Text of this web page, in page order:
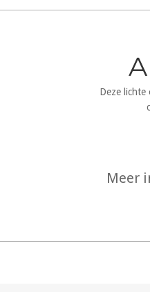
Deze
Meer